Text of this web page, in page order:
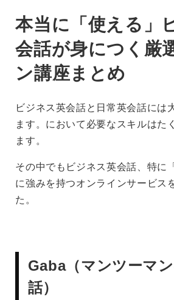
本当に「使える」
会話が身につく厳
ン講座まとめ
ビジネス英会話と日常英会話には
ます。において必要なスキルはた
ます。
その中でもビジネス英会話、特に
に強みを持つオンラインサービス
た。
Gaba（マンツーマ
話）